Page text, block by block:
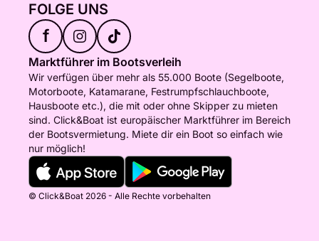
FOLGE UNS
f
Marktführer im Bootsverleih
Wir verfügen über mehr als 55.000 Boote (Segelboote,
Motorboote, Katamarane, Festrumpfschlauchboote,
Hausboote etc.), die mit oder ohne Skipper zu mieten
sind. Click&Boat ist europäischer Marktführer im Bereich
der Bootsvermietung. Miete dir ein Boot so einfach wie
nur möglich!
© Click&Boat 2026 - Alle Rechte vorbehalten